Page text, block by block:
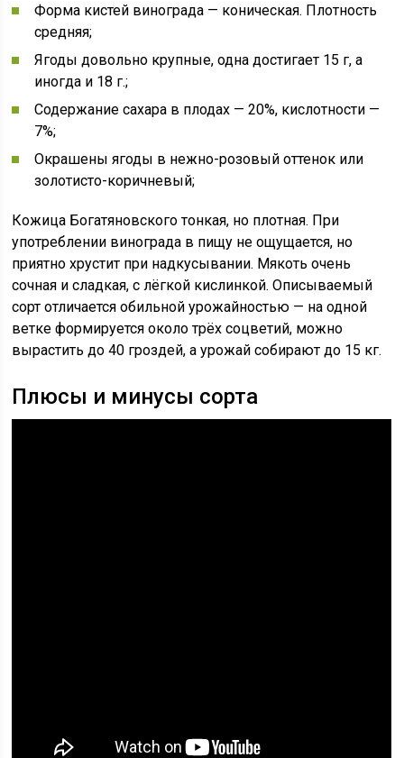
Форма кистей винограда — коническая. Плотность
средняя;
Ягоды довольно крупные, одна достигает 15 г, а
иногда и 18 г.;
Содержание сахара в плодах — 20%, кислотности —
7%;
Окрашены ягоды в нежно-розовый оттенок или
золотисто-коричневый;
Кожица Богатяновского тонкая, но плотная. При
употреблении винограда в пищу не ощущается, но
приятно хрустит при надкусывании. Мякоть очень
сочная и сладкая, с лёгкой кислинкой. Описываемый
сорт отличается обильной урожайностью — на одной
ветке формируется около трёх соцветий, можно
вырастить до 40 гроздей, а урожай собирают до 15 кг.
Плюсы и минусы сорта